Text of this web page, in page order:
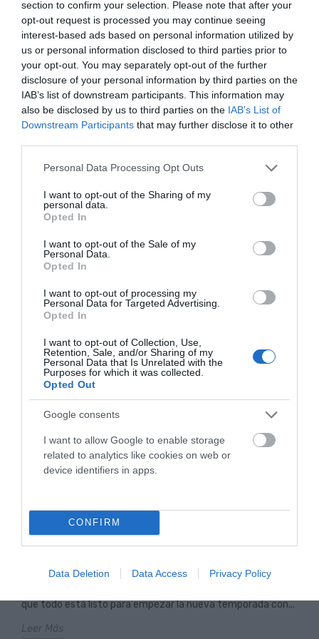
section to confirm your selection. Please note that after your
opt-out request is processed you may continue seeing
interest-based ads based on personal information utilized by
us or personal information disclosed to third parties prior to
your opt-out. You may separately opt-out of the further
disclosure of your personal information by third parties on the
IAB’s list of downstream participants. This information may
also be disclosed by us to third parties on the IAB’s List of
Downstream Participants that may further disclose it to other
Please note that this website/app uses one or more Google
not limited to your visit or usage behaviour. You may click to
grant or deny consent to Google and its third-party tags to
use your data for below specified purposes in below Google
consent section.
Personal Data Processing Opt Outs
I want to opt-out of the Sharing of my
personal data.
Opted In
I want to opt-out of the Sale of my
Personal Data.
Opted In
I want to opt-out of processing my
Personal Data for Targeted Advertising.
Opted In
I want to opt-out of Collection, Use,
Retention, Sale, and/or Sharing of my
Personal Data that Is Unrelated with the
Purposes for which it was collected.
Opted Out
Google consents
I want to allow Google to enable storage
related to analytics like cookies on web or
device identifiers in apps.
CONFIRM
Data Deletion Data Access Privacy Policy
ARTÍCULOS RELACIONADOS
DÍA DEL PADRE: CUANDO LA BICICLETA TAMBIÉN
UNE GENERACIONES
siempre ha habido una bicicleta de por medio,...
Leer Más
PREPARA TU BICICLETA PARA LA PRIMAVERA: 7
que todo está listo para empezar la nueva temporada con...
Leer Más